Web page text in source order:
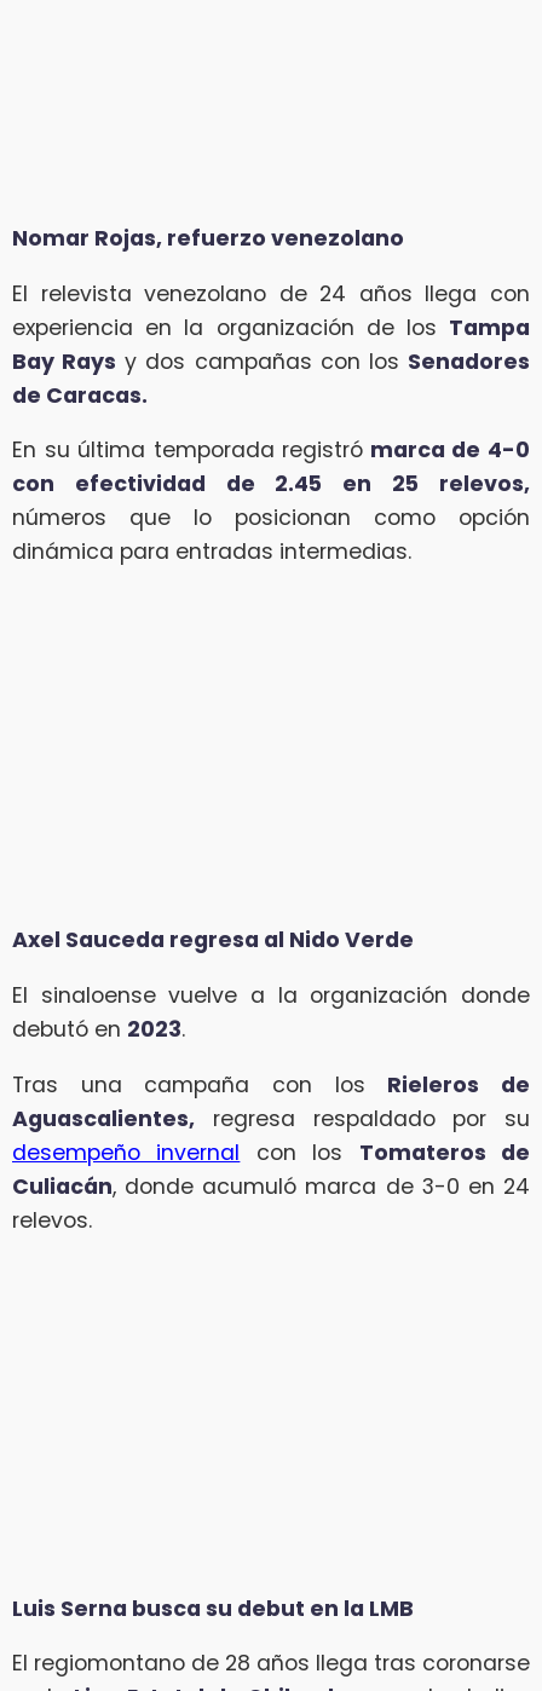
Nomar Rojas, refuerzo venezolano
El relevista venezolano de 24 años llega con
experiencia en la organización de los Tampa
Bay Rays y dos campañas con los Senadores
de Caracas.
En su última temporada registró marca de 4-0
con efectividad de 2.45 en 25 relevos,
números que lo posicionan como opción
dinámica para entradas intermedias.
Axel Sauceda regresa al Nido Verde
El sinaloense vuelve a la organización donde
debutó en 2023.
Tras una campaña con los Rieleros de
Aguascalientes, regresa respaldado por su
desempeño invernal con los Tomateros de
Culiacán, donde acumuló marca de 3-0 en 24
relevos.
Luis Serna busca su debut en la LMB
El regiomontano de 28 años llega tras coronarse